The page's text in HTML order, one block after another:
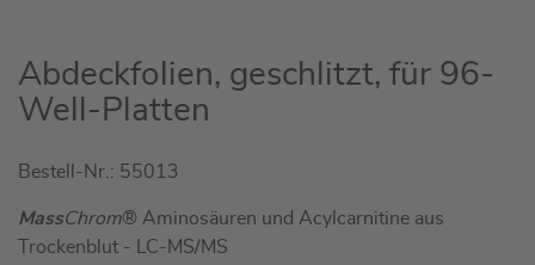
Zum
Anfang
der
springen
Abdeckfolien, geschlitzt, für 96-
Well-Platten
Bestell-Nr.: 55013
MassChrom® Aminosäuren und Acylcarnitine aus
Trockenblut - LC-MS/MS